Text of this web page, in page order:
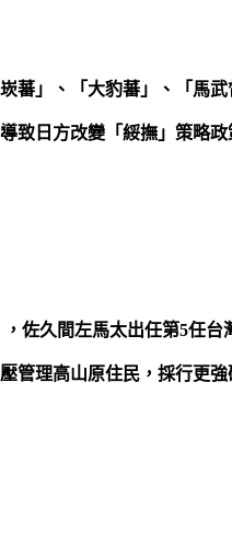
蕃」、「大豹蕃」、「馬武
致日方改變「綏撫」策略
，佐久間左馬太出任第5任台
管理高山原住民，採行更強